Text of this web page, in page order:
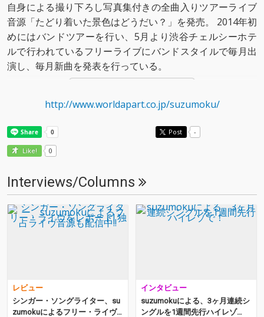
自身による撮り下ろし写真集付きの全曲入りツアーライブ
音源「たどり着いた景色はどうだい？」を発売。 2014年初
めにはバンドツアーを行い、5月より渋谷チェルシーホテ
ルで行われているフリーライブにバンドスタイルで毎月出
演し、毎月新曲を発表を行っている。
http://www.worldapart.co.jp/suzumoku/
Post -
Like! 0
Interviews/Columns
レビュー
シンガー・ソングライター、su
zumokuによるフリー・ライヴ
インタビュー
suzumokuによる、3ヶ月連続シ
ングルを1週間先行ハイレゾ